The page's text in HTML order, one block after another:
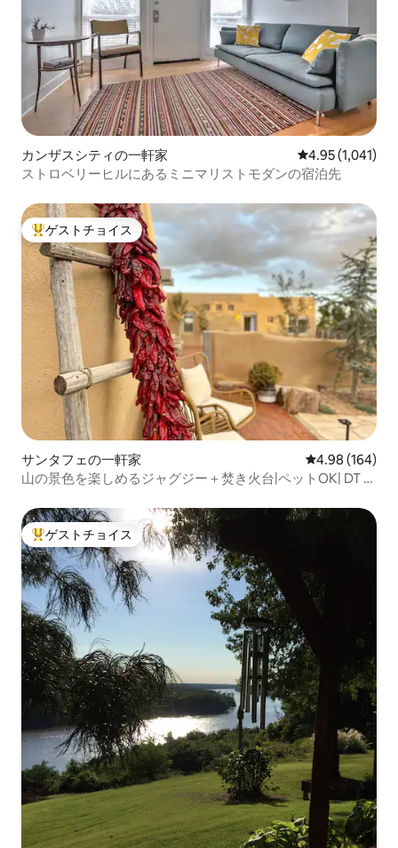
カンザスシティの一軒家 レビュー1,041
4.95 (1,041)
ストロベリーヒルにあるミニマリストモダンの宿泊先
大好評のゲストチョイスです。
ゲストチョイス
サンタフェの一軒家 レビュー164
4.98 (164)
山の景色を楽しめるジャグジー＋焚き火台|ペットOK| DT 10
大好評のゲストチョイスです。
ゲストチョイス